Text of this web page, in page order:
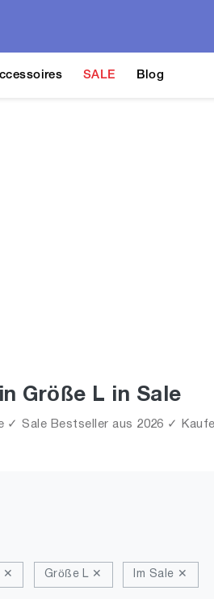
SALE Blog
Größe L in Sale
Sale Bestseller aus 2026 ✓
✕ Größe L ✕ Im Sale ✕